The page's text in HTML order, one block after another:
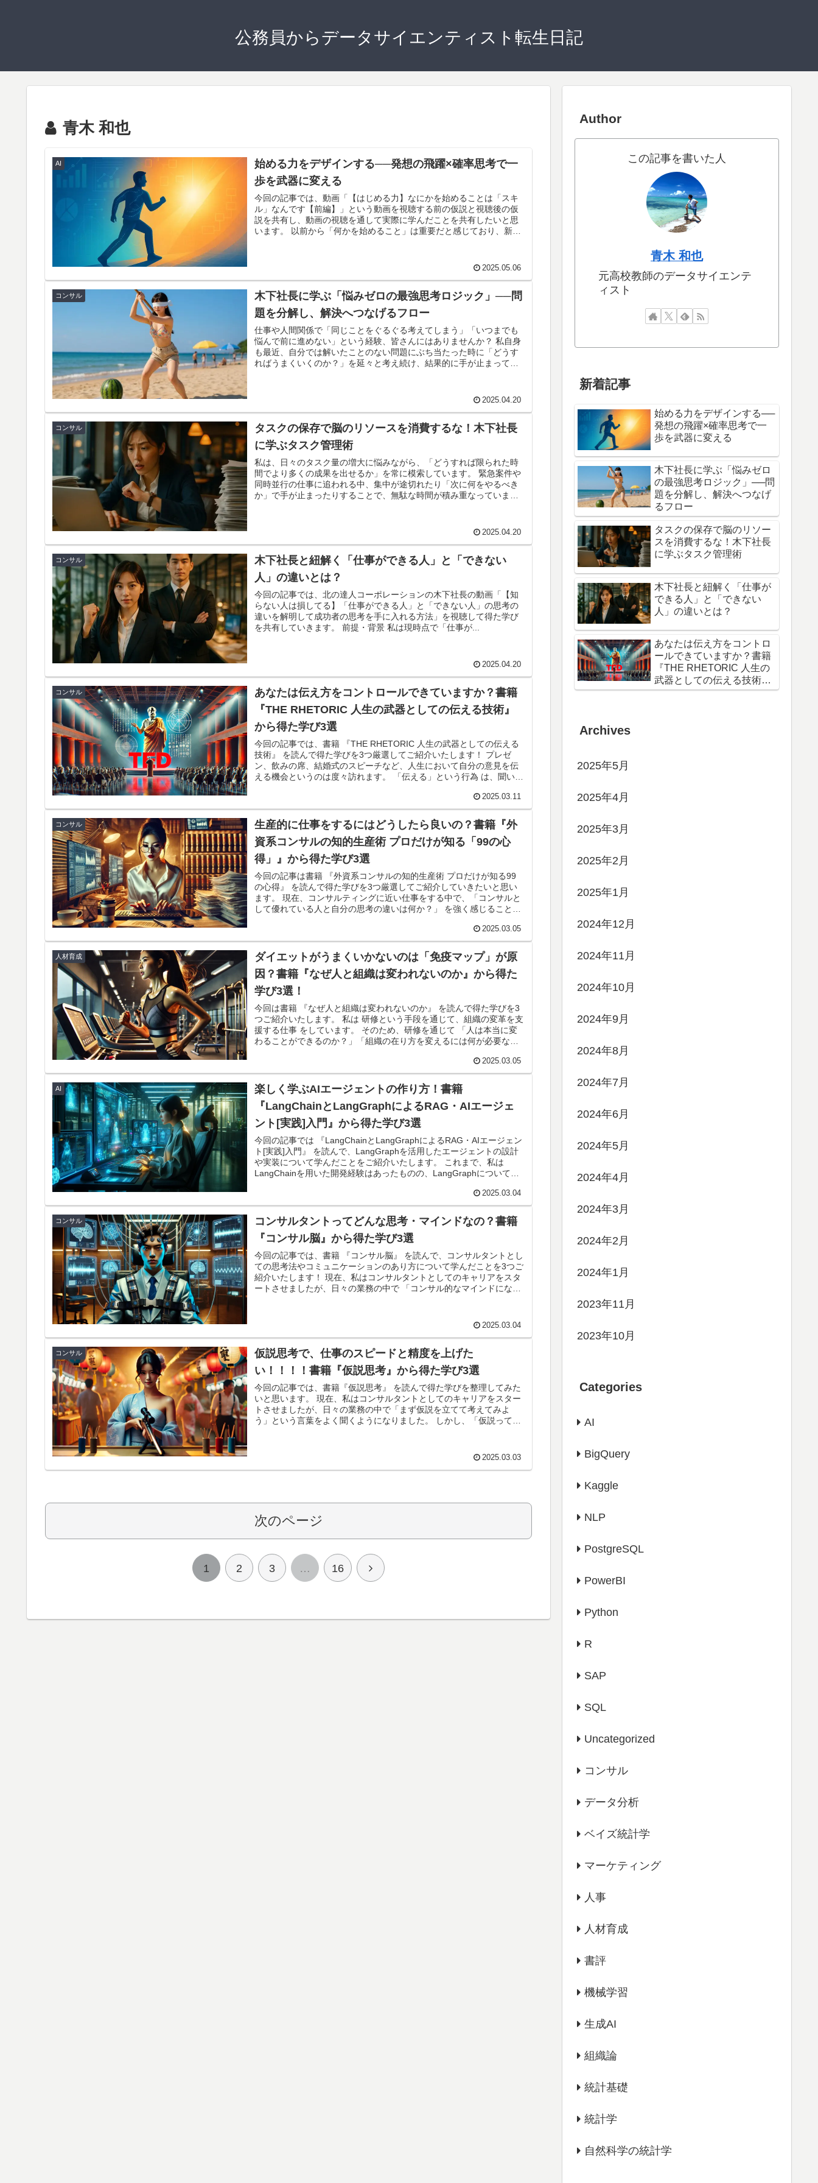
公務員からデータサイエンティスト転生日記
青木 和也
AI
始める力をデザインする──発想の飛躍×確率思考で一
歩を武器に変える
今回の記事では、動画「【はじめる力】なにかを始めることは「スキ
ル」なんです【前編】」という動画を視聴する前の仮説と視聴後の仮
説を共有し、動画の視聴を通して実際に学んだことを共有したいと思
います。 以前から「何かを始めること」は重要だと感じており、新し
いて深く考察をできていませんでした。 そこで本動画を通じて、“始め
2025.05.06
コンサル
木下社長に学ぶ「悩みゼロの最強思考ロジック」──問
題を分解し、解決へつなげるフロー
仕事や人間関係で「同じことをぐるぐる考えてしまう」「いつまでも
悩んで前に進めない」という経験、皆さんにはありませんか？ 私自身
も最近、自分では解いたことのない問題にぶち当たった時に「どうす
ればうまくいくのか？」を延々と考え続け、結果的に手が止まってし
間の浪費”ではなく“思考の設計ミス”であることに気づきました。 その
テップで問題を処理しているかをチャート化した内容です。 本記事で
は、 私が動画を観る前に立てた仮説 実際に学んだ“多層的思考フロー”
具体的なワークフローとしての使い方 をまとめます。 「悩む時間をそ
ぎ落とし、すぐに行動に移す」マインドセットを身につけたい方は、
ぜひ最後までお読みください。
2025.04.20
コンサル
タスクの保存で脳のリソースを消費するな！木下社長
に学ぶタスク管理術
私は、日々のタスク量の増大に悩みながら、「どうすれば限られた時
間でより多くの成果を出せるか」を常に模索しています。 緊急案件や
同時並行の仕事に追われる中、集中が途切れたり「次に何をやるべき
か」で手が止まったりすることで、無駄な時間が積み重なっていまし
れている北の達人コーポレーションの木下社長のYouTube動画を視聴
2025.04.20
コンサル
木下社長と紐解く「仕事ができる人」と「できない
人」の違いとは？
今回の記事では、北の達人コーポレーションの木下社長の動画「【知
らない人は損してる】「仕事ができる人」と「できない人」の思考の
違いを解明して成功者の思考を手に入れる方法」を視聴して得た学び
を共有していきます。 前提・背景 私は現時点で「仕事が...
2025.04.20
コンサル
あなたは伝え方をコントロールできていますか？書籍
『THE RHETORIC 人生の武器としての伝える技術』
から得た学び3選
今回の記事では、書籍 『THE RHETORIC 人生の武器としての伝える
技術』 を読んで得た学びを3つ厳選してご紹介いたします！ プレゼ
ン、飲みの席、結婚式のスピーチなど、人生において自分の意見を伝
える機会というのは度々訪れます。 「伝える」という行為 は、聞いた
など、何らかの目的を持って行われるものです。 本書では、「伝え
る」という行為を実行するにあたって、何を意識すれば良いのかを網
羅的に示してくれている良書になります。 「伝える」ことの技術につ
いて知りたい方はぜひ本記事・本書に目を通していただけると幸いで
す！
2025.03.11
コンサル
生産的に仕事をするにはどうしたら良いの？書籍『外
資系コンサルの知的生産術 プロだけが知る「99の心
得」』から得た学び3選
今回の記事は書籍 『外資系コンサルの知的生産術 プロだけが知る99
の心得』 を読んで得た学びを3つ厳選してご紹介していきたいと思い
ます。 現在、コンサルティングに近い仕事をする中で、「コンサルと
して優れている人と自分の思考の違いは何か？」 を強く感じることが
く、「思考の設計」「仮説の立て方」「情報収集の戦略」 など、知的
生産における本質的な部分にフォーカスした内容を学ぼうと思いまし
た。
2025.03.05
人材育成
ダイエットがうまくいかないのは「免疫マップ」が原
因？書籍『なぜ人と組織は変われないのか』から得た
学び3選！
今回は書籍 『なぜ人と組織は変われないのか』 を読んで得た学びを3
つご紹介いたします。 私は 研修という手段を通じて、組織の変革を支
援する仕事 をしています。 そのため、研修を通じて 「人は本当に変
わることができるのか？」「組織の在り方を変えるには何が必要なの
く進まない理由を 「免疫マップ」 という概念を用いて説明し、その乗
り越え方について具体的な手法を提示しています。 この記事では、本
書から学んだ重要なポイントを3つ に整理し、どのように人と組織の
変革が可能なのかを考えていきます。
2025.03.05
AI
楽しく学ぶAIエージェントの作り方！書籍
『LangChainとLangGraphによるRAG・AIエージェ
ント[実践]入門』から得た学び3選
今回の記事では 『LangChainとLangGraphによるRAG・AIエージェン
ト[実践]入門』 を読んで、LangGraphを活用したエージェントの設計
や実装について学んだことをご紹介いたします。 これまで、私は
LangChainを用いた開発経験はあったものの、LangGraphについては
な実装方法があるのか？ を体系的に学ぶために本書を手に取りまし
た。
2025.03.04
コンサル
コンサルタントってどんな思考・マインドなの？書籍
『コンサル脳』から得た学び3選
今回の記事では、書籍 『コンサル脳』 を読んで、コンサルタントとし
ての思考法やコミュニケーションのあり方について学んだことを3つご
紹介いたします！ 現在、私はコンサルタントとしてのキャリアをスタ
ートさせましたが、日々の業務の中で 「コンサル的なマインドになり
なタスクに集中しすぎて、全体の構造を俯瞰する視点が欠けている 成
ん。 しかし、自分はまだ「言われたことをこなすだけ」になってしま
っており、本当の意味での 「クライアントの意思決定を支援するプロ
フェッショナル」 にはなれていないのではないか？と感じていまし
た。 そこで、コンサルタントの思考法を学ぶために 本書を手に取りま
した。
2025.03.04
コンサル
仮説思考で、仕事のスピードと精度を上げた
い！！！！書籍『仮説思考』から得た学び3選
今回の記事では、書籍『仮説思考』 を読んで得た学びを整理してみた
いと思います。 現在、私はコンサルタントとしてのキャリアをスター
トさせましたが、日々の業務の中で「まず仮説を立てて考えてみよ
う」という言葉をよく聞くようになりました。 しかし、「仮説ってど
2025.03.03
次のページ
1 2 3 … 16 次
Author
この記事を書いた人
青木 和也
元高校教師のデータサイエンテ
ィスト
新着記事
始める力をデザインする──
発想の飛躍×確率思考で一
歩を武器に変える
木下社長に学ぶ「悩みゼロ
の最強思考ロジック」──問
題を分解し、解決へつなげ
るフロー
タスクの保存で脳のリソー
スを消費するな！木下社長
に学ぶタスク管理術
木下社長と紐解く「仕事が
できる人」と「できない
人」の違いとは？
あなたは伝え方をコントロ
ールできていますか？書籍
『THE RHETORIC 人生の
武器としての伝える技術』
から得た学び3選
Archives
2025年5月
2025年4月
2025年3月
2025年2月
2025年1月
2024年12月
2024年11月
2024年10月
2024年9月
2024年8月
2024年7月
2024年6月
2024年5月
2024年4月
2024年3月
2024年2月
2024年1月
2023年11月
2023年10月
Categories
AI
BigQuery
Kaggle
NLP
PostgreSQL
PowerBI
Python
R
SAP
SQL
Uncategorized
コンサル
データ分析
ベイズ統計学
マーケティング
人事
人材育成
書評
機械学習
生成AI
組織論
統計基礎
統計学
自然科学の統計学